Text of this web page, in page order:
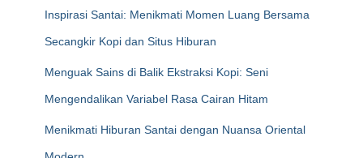
Inspirasi Santai: Menikmati Momen Luang Bersama
Secangkir Kopi dan Situs Hiburan
Menguak Sains di Balik Ekstraksi Kopi: Seni
Mengendalikan Variabel Rasa Cairan Hitam
Menikmati Hiburan Santai dengan Nuansa Oriental